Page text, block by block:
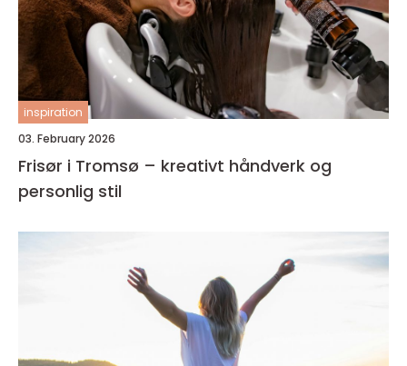
inspiration
03. February 2026
Frisør i Tromsø – kreativt håndverk og
personlig stil